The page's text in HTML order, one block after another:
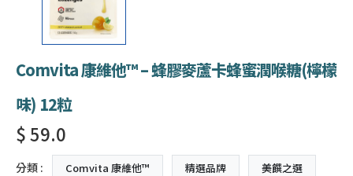
Comvita 康維他™ – 蜂膠麥蘆卡蜂蜜潤喉糖(檸檬
味) 12粒
$ 59.0
分類 : Comvita 康維他™ 精選品牌 美饌之選